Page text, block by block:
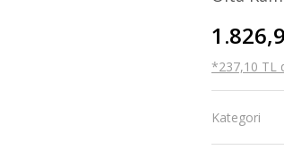
*237,10 TL
Kategori